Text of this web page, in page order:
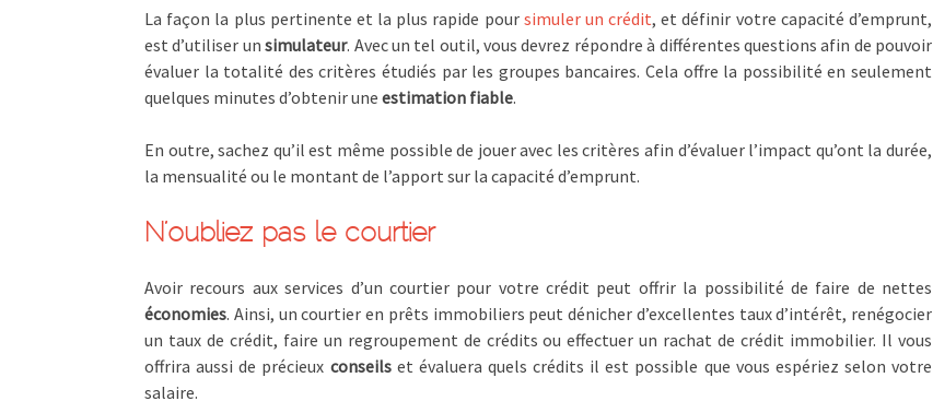
La façon la plus pertinente et la plus rapide pour simuler un crédit, et définir votre capacité d’emprunt,
est d’utiliser unsimulateur. Avec un tel outil, vous devrez répondre à différentes questions afin de pouvoir
évaluer la totalité des critères étudiés par les groupes bancaires. Cela offre la possibilité en seulement
quelques minutes d’obtenir une estimation fiable.
En outre, sachez qu’il est même possible de jouer avec les critères afin d’évaluer l’impact qu’ont la durée,
la mensualité ou le montant de l’apport sur la capacité d’emprunt.
N’oubliez pas le courtier
Avoir recours aux services d’un courtier pour votre crédit peut offrir la possibilité de faire de nettes
économies. Ainsi, un courtier en prêts immobiliers peut dénicher d’excellentes taux d’intérêt, renégocier
un taux de crédit, faire un regroupement de crédits ou effectuer un rachat de crédit immobilier. Il vous
offrira aussi de précieux conseilset évaluera quels crédits il est possible que vous espériez selon votre
salaire.